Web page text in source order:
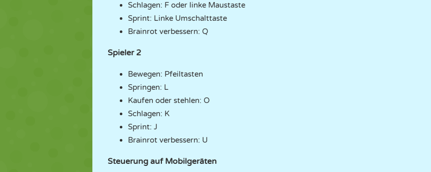
Schlagen: F oder linke Maustaste
Sprint: Linke Umschalttaste
Brainrot verbessern: Q
Spieler 2
Bewegen: Pfeiltasten
Springen: L
Kaufen oder stehlen: O
Schlagen: K
Sprint: J
Brainrot verbessern: U
Steuerung auf Mobilgeräten